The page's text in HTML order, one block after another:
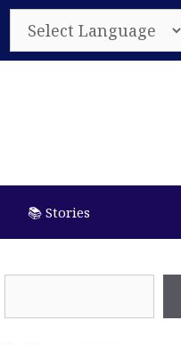
📚 Stories